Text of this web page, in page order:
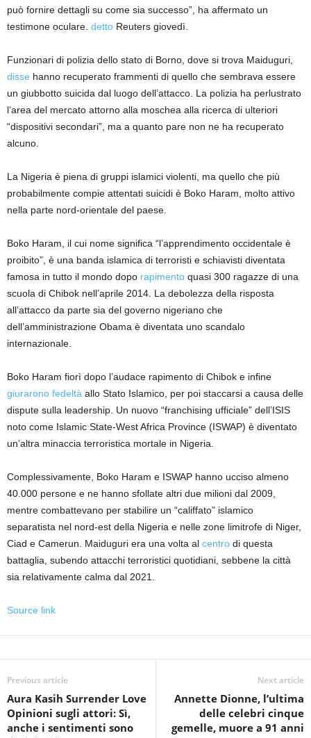
può fornire dettagli su come sia successo”, ha affermato un
testimone oculare. detto Reuters giovedì.
Funzionari di polizia dello stato di Borno, dove si trova Maiduguri,
disse hanno recuperato frammenti di quello che sembrava essere
un giubbotto suicida dal luogo dell’attacco. La polizia ha perlustrato
l’area del mercato attorno alla moschea alla ricerca di ulteriori
“dispositivi secondari”, ma a quanto pare non ne ha recuperato
alcuno.
La Nigeria è piena di gruppi islamici violenti, ma quello che più
probabilmente compie attentati suicidi è Boko Haram, molto attivo
nella parte nord-orientale del paese.
Boko Haram, il cui nome significa “l’apprendimento occidentale è
proibito”, è una banda islamica di terroristi e schiavisti diventata
famosa in tutto il mondo dopo rapimento quasi 300 ragazze di una
scuola di Chibok nell’aprile 2014. La debolezza della risposta
all’attacco da parte sia del governo nigeriano che
dell’amministrazione Obama è diventata uno scandalo
internazionale.
Boko Haram fiorì dopo l’audace rapimento di Chibok e infine
giurarono fedeltà allo Stato Islamico, per poi staccarsi a causa delle
dispute sulla leadership. Un nuovo “franchising ufficiale” dell’ISIS
noto come Islamic State-West Africa Province (ISWAP) è diventato
un’altra minaccia terroristica mortale in Nigeria.
Complessivamente, Boko Haram e ISWAP hanno ucciso almeno
40.000 persone e ne hanno sfollate altri due milioni dal 2009,
mentre combattevano per stabilire un “califfato” islamico
separatista nel nord-est della Nigeria e nelle zone limitrofe di Niger,
Ciad e Camerun. Maiduguri era una volta al centro di questa
battaglia, subendo attacchi terroristici quotidiani, sebbene la città
sia relativamente calma dal 2021.
Source link
Previous article
Aura Kasih Surrender Love
Opinioni sugli attori: Sì,
anche i sentimenti sono
Next article
Annette Dionne, l’ultima
delle celebri cinque
gemelle, muore a 91 anni